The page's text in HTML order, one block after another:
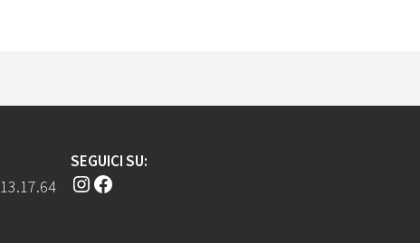
SEGUICI SU:
Instagram Facebook